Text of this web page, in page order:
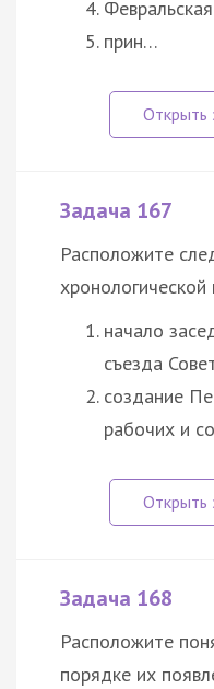
прин…
Задача 167
Расположите
начало
съезда
создание
рабочих и
Задача 168
Расположите
порядке их